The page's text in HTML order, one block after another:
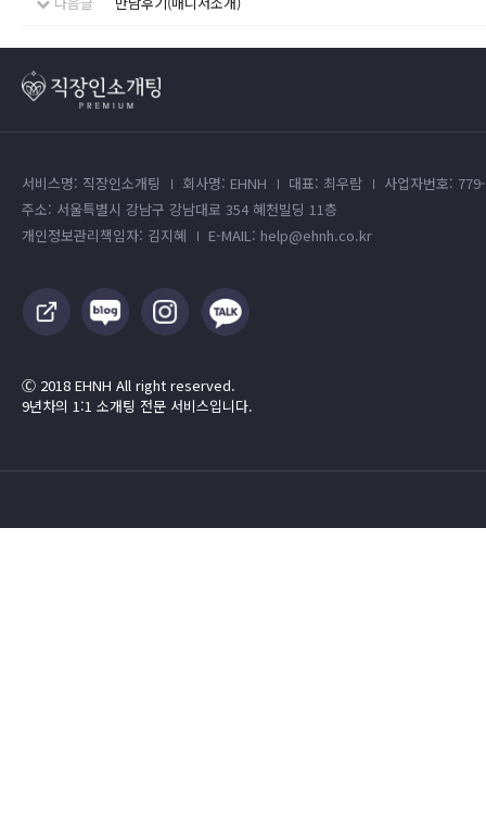
서비스명: 직장인소개팅 회사명: EHNH 대표: 최우람
사업자번호:
주소: 서울특별시 강남구 강남대로 354 혜천빌딩 11층
개인정보관리책임자: 김지혜
E-MAIL: help@ehnh.co.kr
Ⓒ 2018 EHNH All right reserved.
9년차의 1:1 소개팅 전문 서비스입니다.